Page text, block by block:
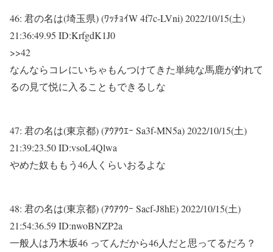
46: 君の名は(埼玉県) (ﾜｯﾁｮｲW 4f7c-LVni)2022/10/15(土)
21:36:49.95 ID:KrfgdK1J0
>>42
なんならコレにいちゃもんつけてきた単純な馬鹿が釣れて
るの見て悦に入ることもできるしな
47: 君の名は(東京都) (ｱｳｱｳｴｰ Sa3f-MN5a)2022/10/15(土)
21:39:23.50 ID:vsoL4Qlwa
やめた奴ももう46人くらいおるよな
48: 君の名は(東京都) (ｱｳｱｳｳｰ Sacf-J8hE)2022/10/15(土)
21:54:36.59 ID:nwoBNZP2a
一般人は乃木坂46 ってんだから46人だと思ってるだろ？